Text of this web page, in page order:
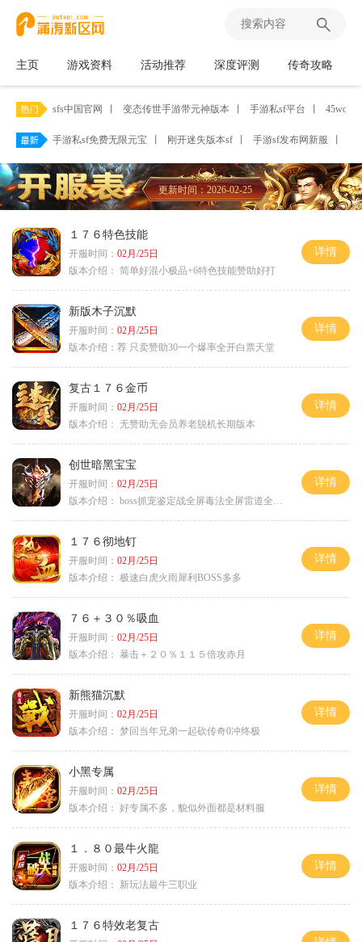
主页 游戏资料 活动推荐 深度评测 传奇攻略
sfs中国官网 变态传世手游带元神版本 手游私sf平台
手游私sf免费无限元宝 刚开迷失版本sf 手游sf发布网新服
更新时间：2026-02-25
１７６特色技能
开服时间： 02月/25日
版本介绍： 简单好混小极品+6特色技能赞助好打
详情
新版木子沉默
开服时间： 02月/25日
版本介绍： 荐 只卖赞助30一个爆率全开白票天堂
详情
复古１７６金币
开服时间： 02月/25日
版本介绍： 无赞助无会员养老脱机长期版本
详情
创世暗黑宝宝
开服时间： 02月/25日
版本介绍： boss抓宠鉴定战全屏毒法全屏雷道全屏狗
详情
１７６彻地钉
开服时间： 02月/25日
版本介绍： 极速白虎火雨犀利BOSS多多
详情
７６＋３０％吸血
开服时间： 02月/25日
版本介绍： 暴击＋２０％１１５倍攻赤月
详情
新熊猫沉默
开服时间： 02月/25日
版本介绍： 梦回当年兄弟一起砍传奇0冲终极
详情
小黑专属
开服时间： 02月/25日
版本介绍： 好专属不多，貌似外面都是材料服
详情
１．８０最牛火龍
开服时间： 02月/25日
版本介绍：
新玩法最牛三职业
详情
１７６特效老复古